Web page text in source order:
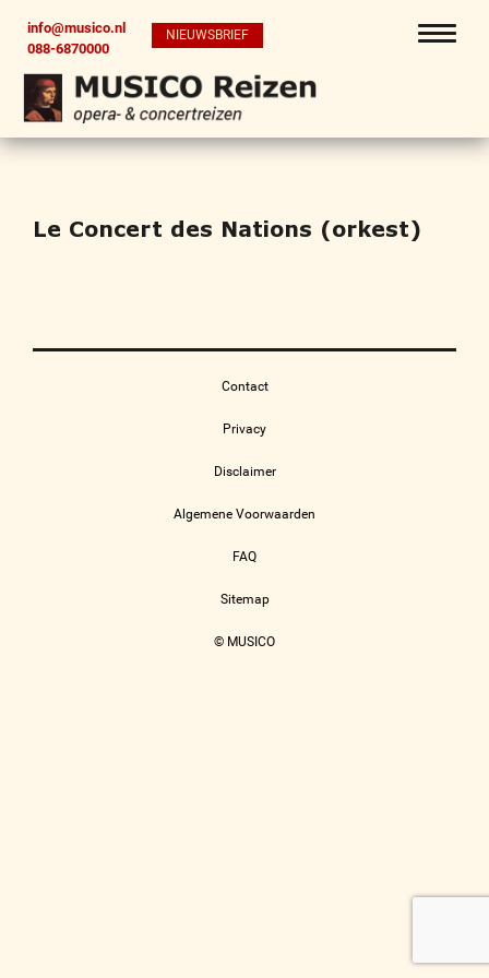
info@musico.nl
088-6870000
NIEUWSBRIEF
Le Concert des Nations (orkest)
Contact
Privacy
Disclaimer
Algemene Voorwaarden
FAQ
Sitemap
© MUSICO